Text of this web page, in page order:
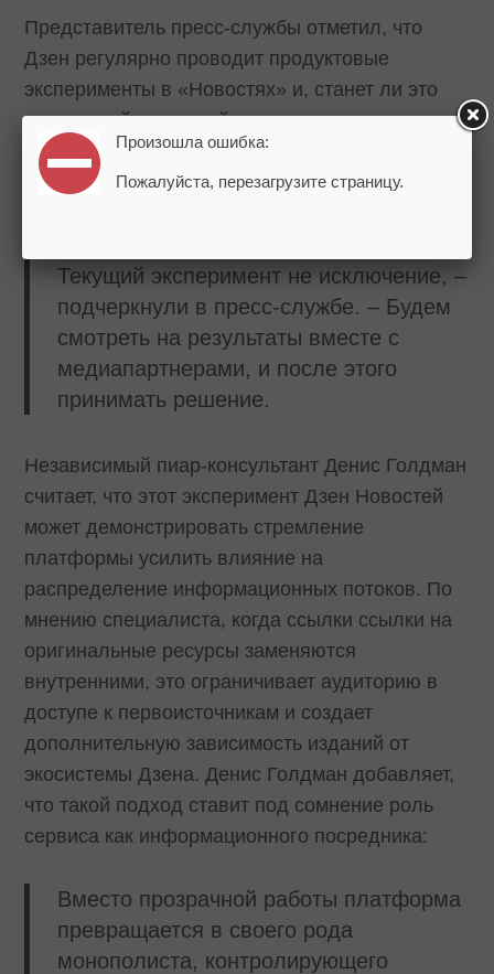
Представитель пресс-службы отметил, что
Дзен регулярно проводит продуктовые
эксперименты в «Новостях» и, станет ли это
постоянной практикой, покажет время.
Мы всегда смотрим на обратную связь
Текущий эксперимент не исключение, –
подчеркнули в пресс-службе. – Будем
смотреть на результаты вместе с
медиапартнерами, и после этого
принимать решение.
Независимый пиар-консультант Денис Голдман
считает, что этот эксперимент Дзен Новостей
может демонстрировать стремление
платформы усилить влияние на
распределение информационных потоков. По
мнению специалиста, когда ссылки ссылки на
оригинальные ресурсы заменяются
внутренними, это ограничивает аудиторию в
доступе к первоисточникам и создает
дополнительную зависимость изданий от
экосистемы Дзена. Денис Голдман добавляет,
что такой подход ставит под сомнение роль
сервиса как информационного посредника:
Вместо прозрачной работы платформа
превращается в своего рода
монополиста, контролирующего
Произошла ошибка:
Пожалуйста, перезагрузите страницу.